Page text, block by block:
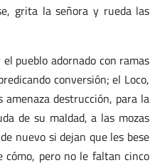
grita la señora y rueda las
pueblo adornado con ramas
conversión; el Loco,
destrucción, para la
de su maldad, a las mozas
nuevo si dejan que les bese
cómo, pero no le faltan cinco